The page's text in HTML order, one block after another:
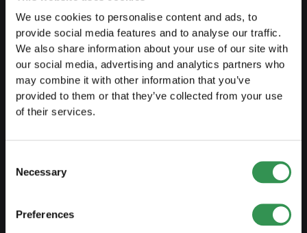
We use cookies to personalise content and ads, to
provide social media features and to analyse our traffic.
We also share information about your use of our site with
our social media, advertising and analytics partners who
may combine it with other information that you’ve
provided to them or that they’ve collected from your use
of their services.
Selection
Necessary
Preferences
Blog
AVVIARE
Costituire una ditta individuale
Costituire una Snc